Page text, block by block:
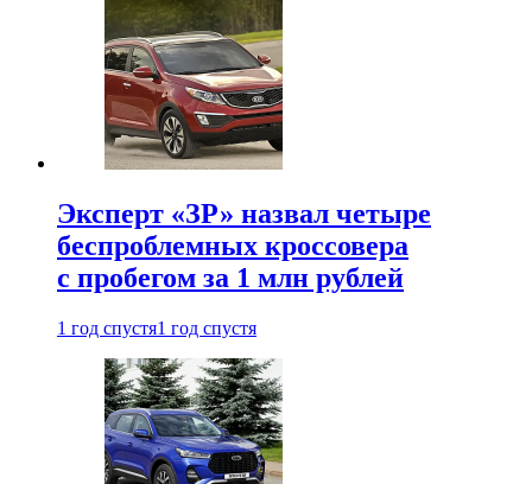
Эксперт «ЗР» назвал четыре
беспроблемных кроссовера
с пробегом за 1 млн рублей
1 год спустя1 год спустя